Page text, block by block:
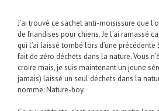
J’ai trouvé ce sachet anti-moisissure que
de friandises pour chiens. Je l’ai ramassé
qui l’ai laissé tombé lors d’une précédente
fait de zéro déchets dans la nature. Vous
croire mais, je suis maintenant un jeune
jamais) laissé un seul déchets dans la
nomme: Nature-boy.